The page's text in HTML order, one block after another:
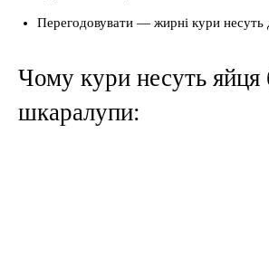
Перегодовувати — жирні кури несуть
Чому кури несуть яйця
шкаралупи: